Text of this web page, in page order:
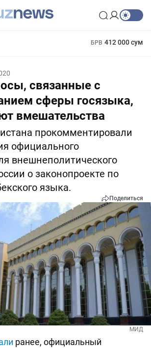
БРВ 412 000 сум
связанные с
сферы госязыка,
вмешательства
прокомментировали
официального
внешнеполитического
о законопроекте по
языка.
Поделиться
МИД
ранее, официальный